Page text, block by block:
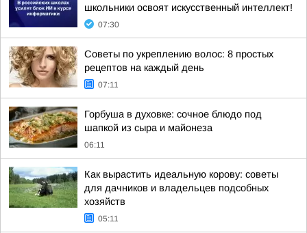
школьники освоят искусственный интеллект!
07:30
Советы по укреплению волос: 8 простых
рецептов на каждый день
07:11
Горбуша в духовке: сочное блюдо под
шапкой из сыра и майонеза
06:11
Как вырастить идеальную корову: советы
для дачников и владельцев подсобных
хозяйств
05:11